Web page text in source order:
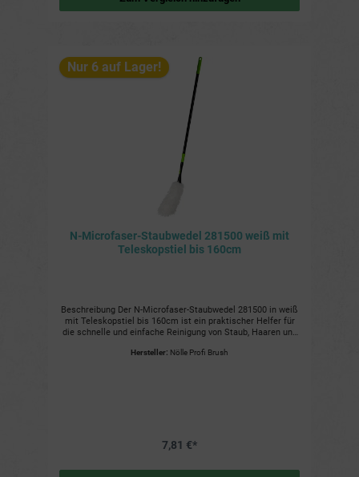
Nur 6 auf Lager!
N-Microfaser-Staubwedel 281500 weiß mit
Teleskopstiel bis 160cm
Beschreibung Der N-Microfaser-Staubwedel 281500 in weiß
mit Teleskopstiel bis 160cm ist ein praktischer Helfer für
die schnelle und einfache Reinigung von Staub, Haaren und
Teleskopstiel ermöglicht es Ihnen, auch hohe Ecken und
Hersteller: Nölle Profi Brush
7,81 €*